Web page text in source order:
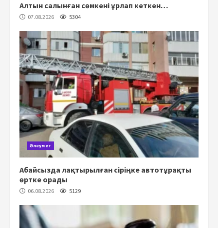
Алтын салынған сөмкені ұрлап кеткен…
07.08.2026 5304
Әлеумет
Абайсызда лақтырылған сіріңке автотұрақты
өртке орады
06.08.2026 5129